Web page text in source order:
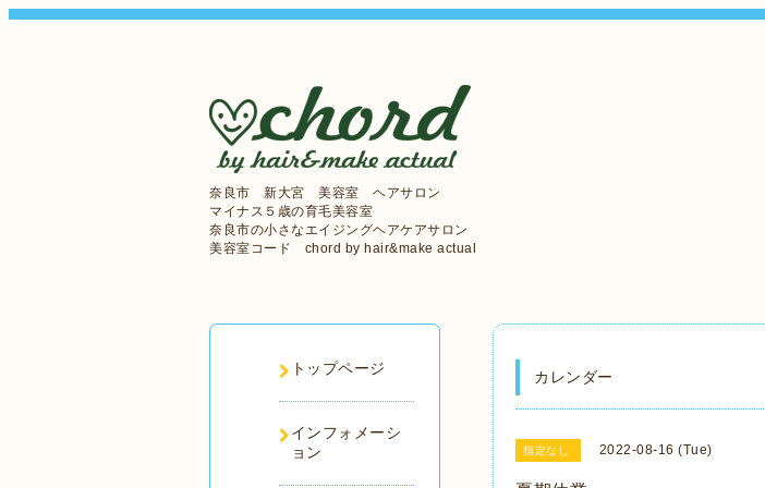
奈良市 新大宮 美容室 ヘアサロン
マイナス５歳の育毛美容室
奈良市の小さなエイジングヘアケアサロン
美容室コード chord by hair&make actual
カレンダー
指定なし 2022-08-16 (Tue)
トップページ
インフォメーシ
ョン